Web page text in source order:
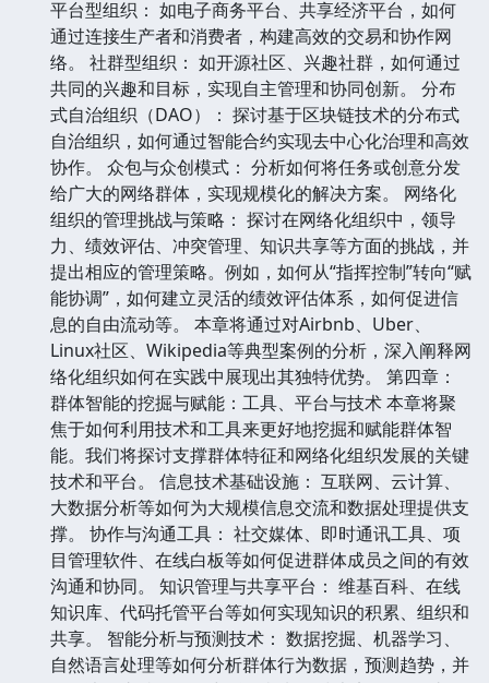
平台型组织： 如电子商务平台、共享经济平台，如何
通过连接生产者和消费者，构建高效的交易和协作网
络。 社群型组织： 如开源社区、兴趣社群，如何通过
共同的兴趣和目标，实现自主管理和协同创新。 分布
式自治组织（DAO）： 探讨基于区块链技术的分布式
自治组织，如何通过智能合约实现去中心化治理和高效
协作。 众包与众创模式： 分析如何将任务或创意分发
给广大的网络群体，实现规模化的解决方案。 网络化
组织的管理挑战与策略： 探讨在网络化组织中，领导
力、绩效评估、冲突管理、知识共享等方面的挑战，并
提出相应的管理策略。例如，如何从“指挥控制”转向“赋
能协调”，如何建立灵活的绩效评估体系，如何促进信
息的自由流动等。 本章将通过对Airbnb、Uber、
Linux社区、Wikipedia等典型案例的分析，深入阐释网
络化组织如何在实践中展现出其独特优势。 第四章：
群体智能的挖掘与赋能：工具、平台与技术 本章将聚
焦于如何利用技术和工具来更好地挖掘和赋能群体智
能。我们将探讨支撑群体特征和网络化组织发展的关键
技术和平台。 信息技术基础设施： 互联网、云计算、
大数据分析等如何为大规模信息交流和数据处理提供支
撑。 协作与沟通工具： 社交媒体、即时通讯工具、项
目管理软件、在线白板等如何促进群体成员之间的有效
沟通和协同。 知识管理与共享平台： 维基百科、在线
知识库、代码托管平台等如何实现知识的积累、组织和
共享。 智能分析与预测技术： 数据挖掘、机器学习、
自然语言处理等如何分析群体行为数据，预测趋势，并